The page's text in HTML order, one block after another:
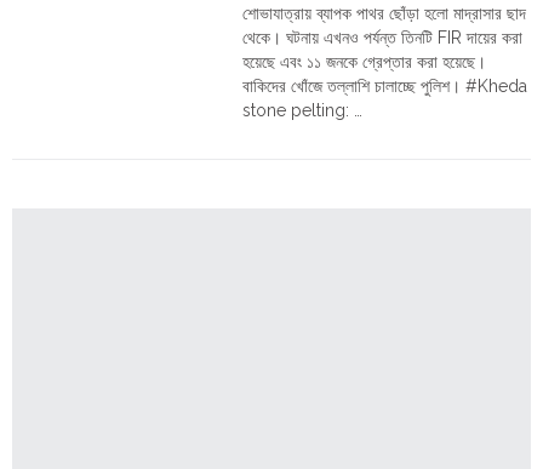
শোভাযাত্রায় ব্যাপক পাথর ছোঁড়া হলো মাদ্রাসার ছাদ
থেকে। ঘটনায় এখনও পর্যন্ত তিনটি FIR দায়ের করা
হয়েছে এবং ১১ জনকে গ্রেপ্তার করা হয়েছে।
বাকিদের খোঁজে তল্লাশি চালাচ্ছে পুলিশ। #Kheda
stone pelting: …